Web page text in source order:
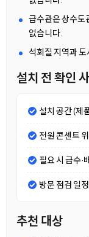
급수관은 상수도
없습니다.
석회질 지역과
설치 전 확인
설치 공간 (제
전원 콘센트
필요 시 급수·
방문 점검 일
추천 대상